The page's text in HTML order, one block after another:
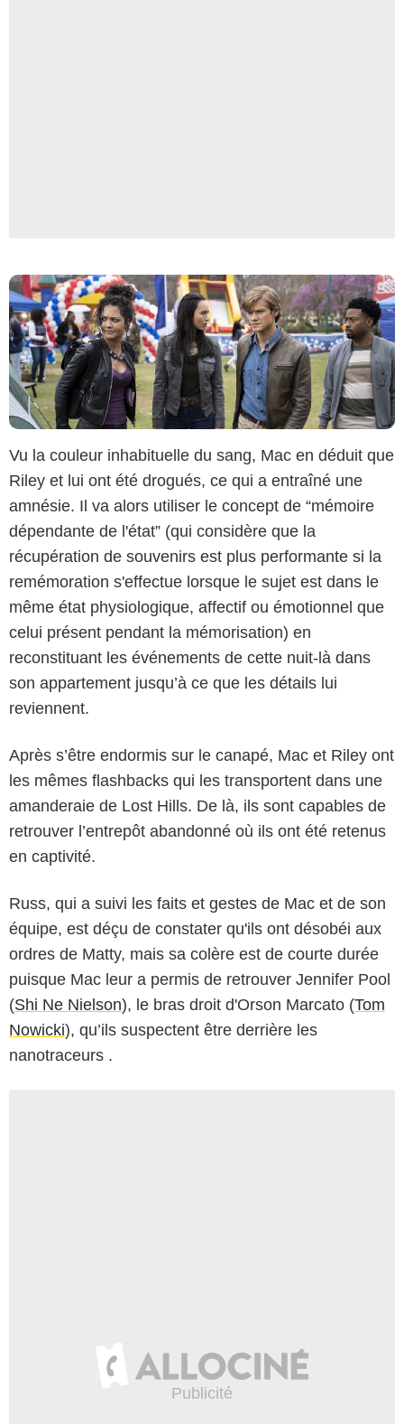
Vu la couleur inhabituelle du sang, Mac en déduit que
Riley et lui ont été drogués, ce qui a entraîné une
amnésie. Il va alors utiliser le concept de “mémoire
dépendante de l'état” (qui considère que la
récupération de souvenirs est plus performante si la
remémoration s'effectue lorsque le sujet est dans le
même état physiologique, affectif ou émotionnel que
celui présent pendant la mémorisation) en
reconstituant les événements de cette nuit-là dans
son appartement jusqu’à ce que les détails lui
reviennent.
Après s’être endormis sur le canapé, Mac et Riley ont
les mêmes flashbacks qui les transportent dans une
amanderaie de Lost Hills. De là, ils sont capables de
retrouver l’entrepôt abandonné où ils ont été retenus
en captivité.
Russ, qui a suivi les faits et gestes de Mac et de son
équipe, est déçu de constater qu'ils ont désobéi aux
ordres de Matty, mais sa colère est de courte durée
puisque Mac leur a permis de retrouver Jennifer Pool
(Shi Ne Nielson), le bras droit d'Orson Marcato (Tom
Nowicki), qu’ils suspectent être derrière les
nanotraceurs .